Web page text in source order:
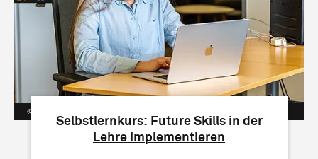
Selbstlernkurs: Future Skills in der
Lehre implementieren